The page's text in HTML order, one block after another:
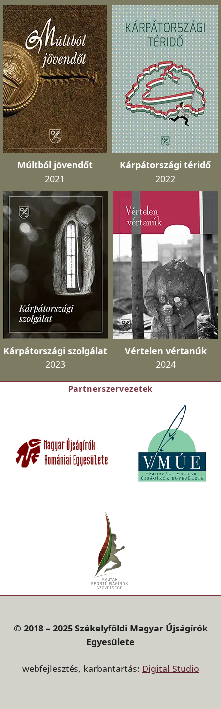
Múltból jövendőt
2021
Kárpátországi téridő
2022
Kárpátországi szolgálat
2023
Vértelen vértanúk
2024
Partnerszervezetek
© 2018 – 2025 Székelyföldi Magyar Újságírók
Egyesülete
webfejlesztés, karbantartás: Digital Studio